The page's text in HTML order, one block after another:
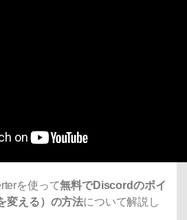
を使って無料でDiscordのボイ
変える）の方法について解説し